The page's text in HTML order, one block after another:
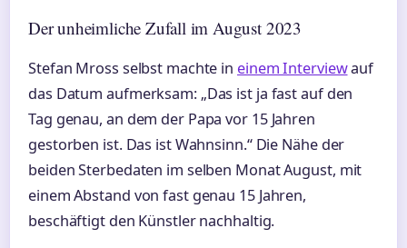
Der unheimliche Zufall im August 2023
Stefan Mross selbst machte in einem Interviewauf
das Datum aufmerksam: „Das ist ja fast auf den
Tag genau, an dem der Papa vor 15 Jahren
gestorben ist. Das ist Wahnsinn.“ Die Nähe der
beiden Sterbedaten im selben Monat August, mit
einem Abstand von fast genau 15 Jahren,
beschäftigt den Künstler nachhaltig.